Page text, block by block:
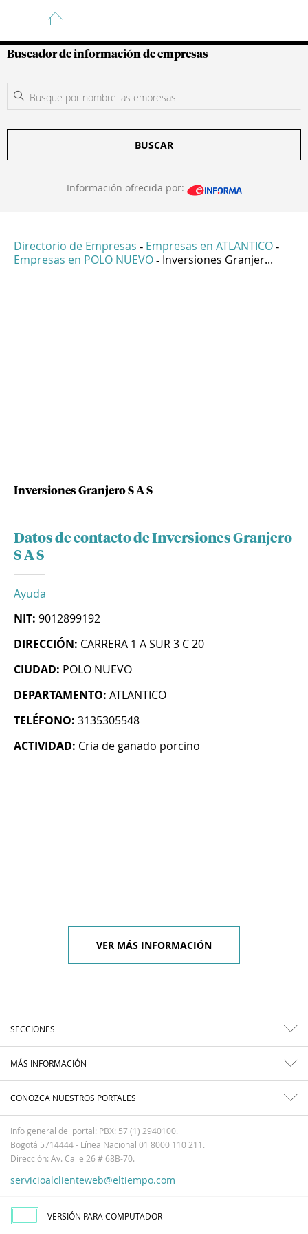
Guía de Empresas Colombianas
Buscador de información de empresas
BUSCAR
Información ofrecida por:
Directorio de Empresas - Empresas en ATLANTICO -
Empresas en POLO NUEVO - Inversiones Granjer...
Inversiones Granjero S A S
Datos de contacto de Inversiones Granjero
S A S
Ayuda
NIT: 9012899192
DIRECCIÓN: CARRERA 1 A SUR 3 C 20
CIUDAD: POLO NUEVO
DEPARTAMENTO: ATLANTICO
TELÉFONO: 3135305548
ACTIVIDAD: Cria de ganado porcino
VER MÁS INFORMACIÓN
SECCIONES
MÁS INFORMACIÓN
CONOZCA NUESTROS PORTALES
Info general del portal: PBX: 57 (1) 2940100.
Bogotá 5714444 - Línea Nacional 01 8000 110 211.
Dirección: Av. Calle 26 # 68B-70.
servicioalclienteweb@eltiempo.com
VERSIÓN PARA COMPUTADOR